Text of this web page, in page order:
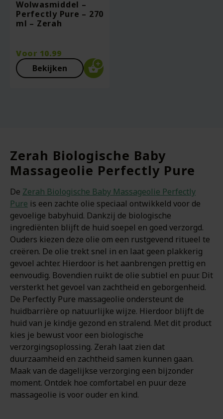
Wolwasmiddel –
Perfectly Pure – 270
ml – Zerah
Voor 10.99
Bekijken
Zerah Biologische Baby
Massageolie Perfectly Pure
De Zerah Biologische Baby Massageolie Perfectly
Pure is een zachte olie speciaal ontwikkeld voor de
gevoelige babyhuid. Dankzij de biologische
ingrediënten blijft de huid soepel en goed verzorgd.
Ouders kiezen deze olie om een rustgevend ritueel te
creëren. De olie trekt snel in en laat geen plakkerig
gevoel achter. Hierdoor is het aanbrengen prettig en
eenvoudig. Bovendien ruikt de olie subtiel en puur. Dit
versterkt het gevoel van zachtheid en geborgenheid.
De Perfectly Pure massageolie ondersteunt de
huidbarrière op natuurlijke wijze. Hierdoor blijft de
huid van je kindje gezond en stralend. Met dit product
kies je bewust voor een biologische
verzorgingsoplossing. Zerah laat zien dat
duurzaamheid en zachtheid samen kunnen gaan.
Maak van de dagelijkse verzorging een bijzonder
moment. Ontdek hoe comfortabel en puur deze
massageolie is voor ouder en kind.